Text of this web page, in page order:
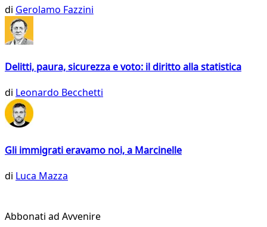
di Gerolamo Fazzini
Delitti, paura, sicurezza e voto: il diritto alla statistica
di Leonardo Becchetti
Gli immigrati eravamo noi, a Marcinelle
di Luca Mazza
Abbonati ad Avvenire